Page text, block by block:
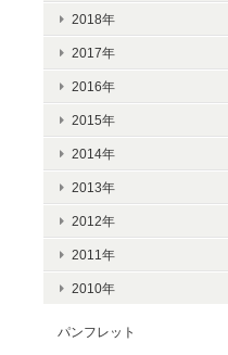
2018年
2017年
2016年
2015年
2014年
2013年
2012年
2011年
2010年
パンフレット